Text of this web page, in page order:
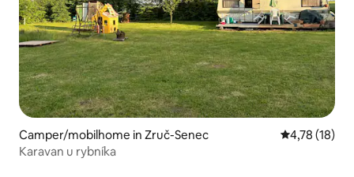
Camper/mobilhome in Zruč-Senec Gemiddelde
4,78 (18)
Karavan u rybníka